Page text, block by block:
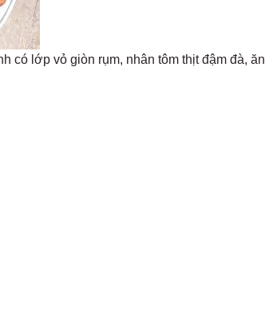
có lớp vỏ giòn rụm, nhân tôm thịt đậm đà, ăn